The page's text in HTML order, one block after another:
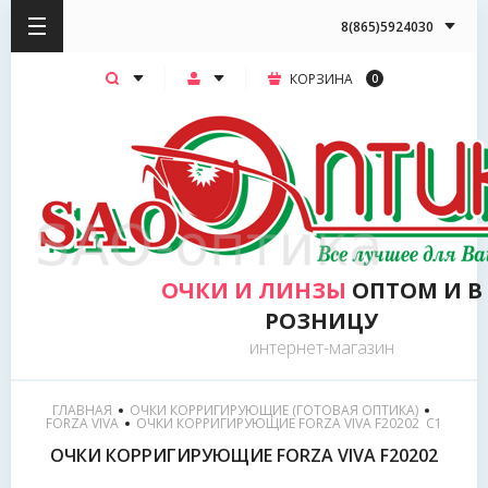
ОЧКИ И ЛИНЗЫ ОПТОМ И В
РОЗНИЦУ
интернет-магазин
КОРЗИНА 0
8(865)5924030
ГЛАВНАЯ ОЧКИ КОРРИГИРУЮЩИЕ (ГОТОВАЯ ОПТИКА)
FORZA VIVA
  ОЧКИ КОРРИГИРУЮЩИЕ FORZA VIVA F20202  С1
ОЧКИ КОРРИГИРУЮЩИЕ FORZA VIVA F20202